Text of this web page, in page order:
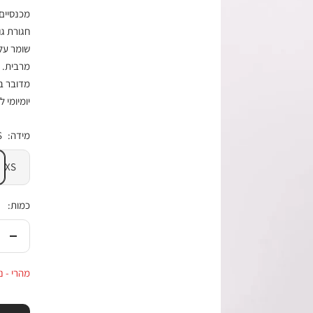
חגורת
שומר
מרבית.
מדובר
מידה:
XS
כמות:
מהרי -